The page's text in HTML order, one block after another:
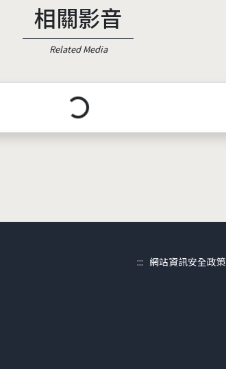
相關影音
Related Media
載入中...
::: 網站資訊安全政策